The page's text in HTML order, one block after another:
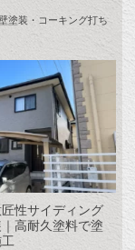
塗装・コーキング打ち
性サイディング
高耐久塗料で塗
工